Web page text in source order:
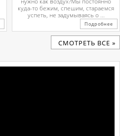
куда-то бежим, спешим, стараемся
успеть, не задумываясь о ...
Подробнее
CМОТРЕТЬ ВСЕ »